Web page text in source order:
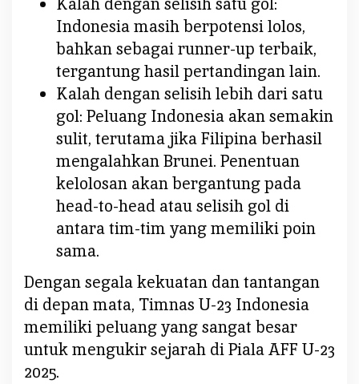
Indonesia masih berpotensi lolos,
bahkan sebagai runner-up terbaik,
tergantung hasil pertandingan lain.
Kalah dengan selisih lebih dari satu
gol: Peluang Indonesia akan semakin
sulit, terutama jika Filipina berhasil
mengalahkan Brunei. Penentuan
kelolosan akan bergantung pada
head-to-head atau selisih gol di
antara tim-tim yang memiliki poin
sama.
Dengan segala kekuatan dan tantangan
di depan mata, Timnas U-23 Indonesia
memiliki peluang yang sangat besar
untuk mengukir sejarah di Piala AFF U-23
2025.